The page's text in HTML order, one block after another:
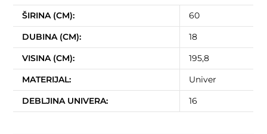
ŠIRINA (CM):
60
DUBINA (CM):
18
VISINA (CM):
195,8
MATERIJAL:
Univer
DEBLJINA UNIVERA:
16